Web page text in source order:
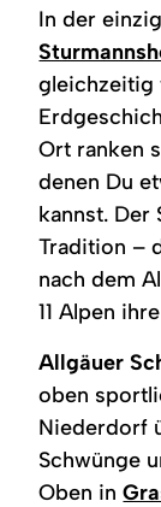
In der
gleichzeitig
Ort ranken
denen Du
kannst. Der
Tradition –
nach dem
11 Alpen
Allgäuer
oben
Niederdorf
Schwünge
Oben in